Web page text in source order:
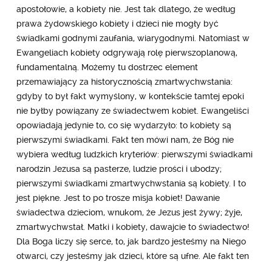
apostołowie, a kobiety nie. Jest tak dlatego, że według
prawa żydowskiego kobiety i dzieci nie mogły być
świadkami godnymi zaufania, wiarygodnymi. Natomiast w
Ewangeliach kobiety odgrywają rolę pierwszoplanową,
fundamentalną. Możemy tu dostrzec element
przemawiający za historycznością zmartwychwstania:
gdyby to był fakt wymyślony, w kontekście tamtej epoki
nie byłby powiązany ze świadectwem kobiet. Ewangeliści
opowiadają jedynie to, co się wydarzyło: to kobiety są
pierwszymi świadkami. Fakt ten mówi nam, że Bóg nie
wybiera według ludzkich kryteriów: pierwszymi świadkami
narodzin Jezusa są pasterze, ludzie prości i ubodzy;
pierwszymi świadkami zmartwychwstania są kobiety. I to
jest piękne. Jest to po trosze misja kobiet! Dawanie
świadectwa dzieciom, wnukom, że Jezus jest żywy; żyje,
zmartwychwstał. Matki i kobiety, dawajcie to świadectwo!
Dla Boga liczy się serce, to, jak bardzo jesteśmy na Niego
otwarci, czy jesteśmy jak dzieci, które są ufne. Ale fakt ten